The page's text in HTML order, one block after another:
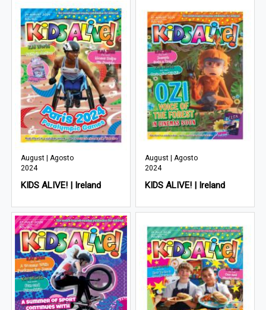
August | Agosto
2024
KIDS ALIVE! | Ireland
August | Agosto
2024
KIDS ALIVE! | Ireland